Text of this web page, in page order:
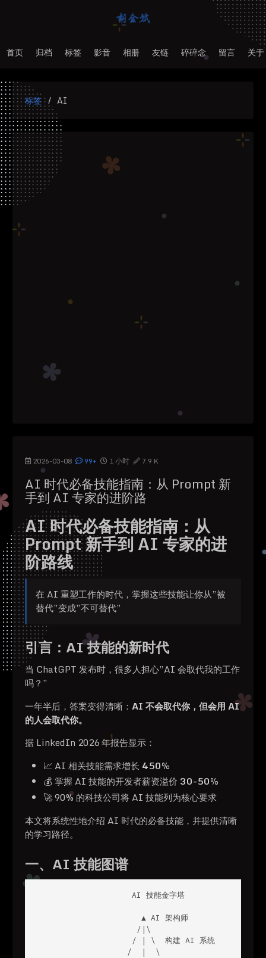
首页 归档 标签 影音 相册 友链 碎碎念 留言 关于
标签 AI
2026-03-08 99+ 1 小时 7.9 K
AI 时代必备技能指南：从 Prompt 新
手到 AI 专家的进阶路
AI 时代必备技能指南：从
Prompt 新手到 AI 专家的进
阶路线
在 AI 重塑工作的时代，掌握这些技能让你从”被
替代”变成”不可替代”
引言：AI 技能的新时代
当 ChatGPT 发布时，很多人担心”AI 会取代我的工作
吗？”
一年半后，答案变得清晰： AI 不会取代你，但会用 AI
的人会取代你。
据 LinkedIn 2026 年报告显示：
📈 AI 相关技能需求增长 450%
💰 掌握 AI 技能的开发者薪资溢价 30-50%
🚀 90% 的科技公司将 AI 技能列为核心要求
本文将系统性地介绍 AI 时代的必备技能，并提供清晰
的学习路径。
一、AI 技能图谱
                    AI 技能金字塔
                      ▲ AI 架构师
                     /|\
                    / | \  构建 AI 系统
                   /  |  \